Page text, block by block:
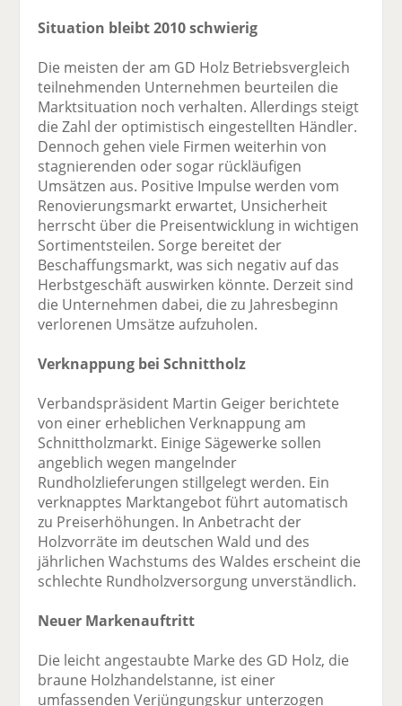
Situation bleibt 2010 schwierig
Die meisten der am GD Holz Betriebsvergleich
teilnehmenden Unternehmen beurteilen die
Marktsituation noch verhalten. Allerdings steigt
die Zahl der optimistisch eingestellten Händler.
Dennoch gehen viele Firmen weiterhin von
stagnierenden oder sogar rückläufigen
Umsätzen aus. Positive Impulse werden vom
Renovierungsmarkt erwartet, Unsicherheit
herrscht über die Preisentwicklung in wichtigen
Sortimentsteilen. Sorge bereitet der
Beschaffungsmarkt, was sich negativ auf das
Herbstgeschäft auswirken könnte. Derzeit sind
die Unternehmen dabei, die zu Jahresbeginn
verlorenen Umsätze aufzuholen.
Verknappung bei Schnittholz
Verbandspräsident Martin Geiger berichtete
von einer erheblichen Verknappung am
Schnittholzmarkt. Einige Sägewerke sollen
angeblich wegen mangelnder
Rundholzlieferungen stillgelegt werden. Ein
verknapptes Marktangebot führt automatisch
zu Preiserhöhungen. In Anbetracht der
Holzvorräte im deutschen Wald und des
jährlichen Wachstums des Waldes erscheint die
schlechte Rundholzversorgung unverständlich.
Neuer Markenauftritt
Die leicht angestaubte Marke des GD Holz, die
braune Holzhandelstanne, ist einer
umfassenden Verjüngungskur unterzogen